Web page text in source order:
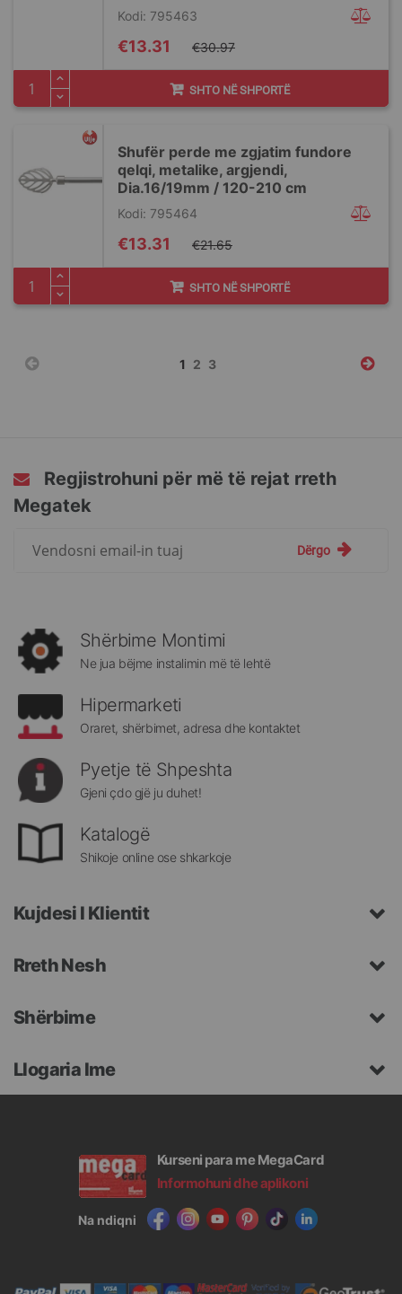
Kodi: 795463
Special
Price
€13.31 €30.97
SHTO NË SHPORTË
Shufër perde me zgjatim fundore
qelqi, metalike, argjendi,
Dia.16/19mm / 120-210 cm
Kodi: 795464
Special
Price
€13.31 €21.65
SHTO NË SHPORTË
Faqja
You're
1 Faqja
2 Faqja
3
Regjistrohuni për më të rejat rreth
Megatek
rreth
Megatek:
Dërgo
Shërbime Montimi
Ne jua bëjme instalimin më të lehtë
Hipermarketi
Oraret, shërbimet, adresa dhe kontaktet
Pyetje të Shpeshta
Gjeni çdo gjë ju duhet!
Katalogë
Shikoje online ose shkarkoje
Kujdesi I Klientit
Rreth Nesh
Shërbime
Llogaria Ime
Kurseni para me MegaCard
Informohuni dhe aplikoni
Na ndiqni